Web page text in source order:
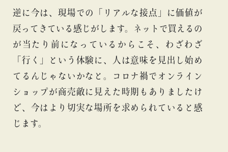
逆に今は、現場での「リアルな接点」に価値が
戻ってきている感じがします。ネットで買えるの
が当たり前になっているからこそ、わざわざ
「行く」という体験に、人は意味を見出し始め
てるんじゃないかなと。コロナ禍でオンライン
ショップが商売敵に見えた時期もありましたけ
ど、今はより切実な場所を求められていると感
じます。